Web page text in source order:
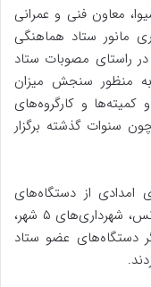
معاون فنی و عمرانی
مانور ستاد هماهنگی
راستای مصوبات ستاد
منظور سنجش میزان
و کارگروه‌های
سنوات گذشته برگزار
امدادی با ۳۰۰ نیروی امدادی از دستگاه‌های
خدمات رسان همچون پلیس‌راه، راهور، اورژانس، شهرداری‌های ۵ شهر،
دستگاه‌های عضو ستاد